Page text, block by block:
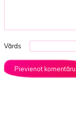
Vārds